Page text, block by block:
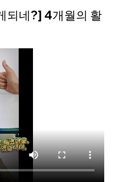
되네?] 4개월의 활